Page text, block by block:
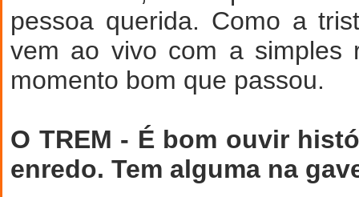
pessoa querida. Como a
vem ao vivo com a simples
momento bom que passou.
O TREM - É bom ouvir
enredo. Tem alguma na